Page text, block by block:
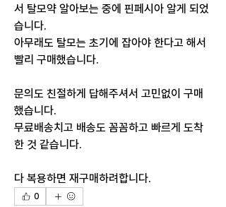
서 탈모약 알아보는 중에 핀페시아 알게 되었
습니다.
아무래도 탈모는 초기에 잡아야 한다고 해서
빨리 구매했습니다.
문의도 친절하게 답해주셔서 고민없이 구매
했습니다.
무료배송치고 배송도 꼼꼼하고 빠르게 도착
한 것 같습니다.
다 복용하면 재구매하려합니다.
0